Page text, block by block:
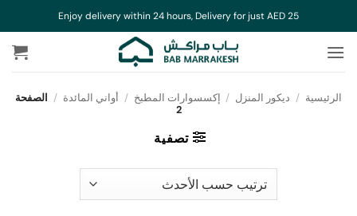
للمحتوى
Enjoy delivery within 24 hours, Delivery for just AED 25
الرئيسية / ديكور المنزل / إكسسوارات المطبخ / أواني المائدة / الصفحة
2
تصفية